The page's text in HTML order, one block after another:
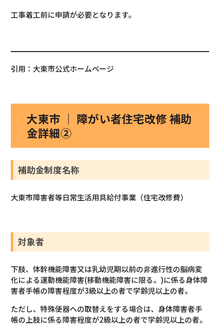
工事着工前に申請が必要となります。
引用：大東市公式ホームページ
大東市 ｜ 障がい者住宅改修 補助
金詳細②
補助金制度名称
大東市障害者等日常生活用具給付事業（住宅改修費）
対象者
下肢、体幹機能障害又は乳幼児期以前の非進行性の脳病変
化による運動機能障害(移動機能障害に限る。)に係る身体障
害者手帳の障害程度が3級以上の者で学齢児以上の者。
ただし、特殊便器への取替えをする場合は、身体障害者手
帳の上肢に係る障害程度が2級以上の者で学齢児以上の者。